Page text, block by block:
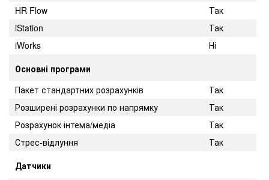
HR Flow
Так
iStation
Так
iWorks
Ні
Основні програми
Пакет стандартних розрахунків
Так
Розширені розрахунки по напрямку
Так
Розрахунок інтема/медіа
Так
Стрес-відлуння
Так
Датчики